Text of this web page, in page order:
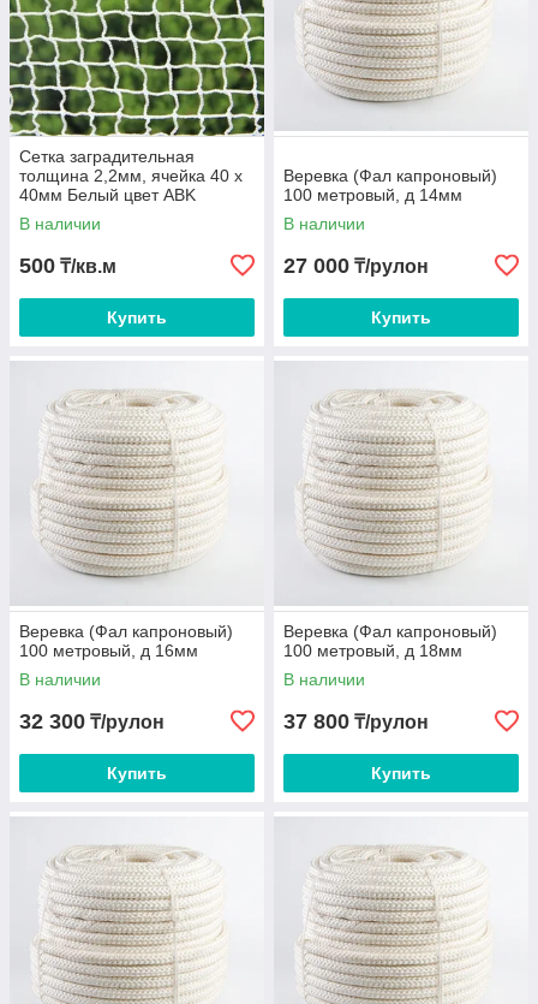
Сетка заградительная
толщина 2,2мм, ячейка 40 х
40мм Белый цвет ABK
В наличии
500 ₸/кв.м
Купить
Веревка (Фал капроновый)
100 метровый, д 14мм
В наличии
27 000 ₸/рулон
Купить
Веревка (Фал капроновый)
100 метровый, д 16мм
В наличии
32 300 ₸/рулон
Купить
Веревка (Фал капроновый)
100 метровый, д 18мм
В наличии
37 800 ₸/рулон
Купить